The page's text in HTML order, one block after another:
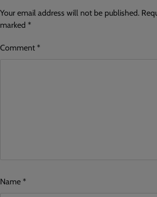
Your email address will not be published.
marked *
Comment *
Name *